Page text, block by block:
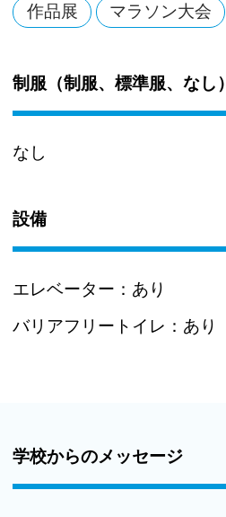
作品展 マラソン大会
制服（制服、標準服、なし）
なし
設備
エレベーター： あり
バリアフリートイレ： あり
学校からのメッセージ